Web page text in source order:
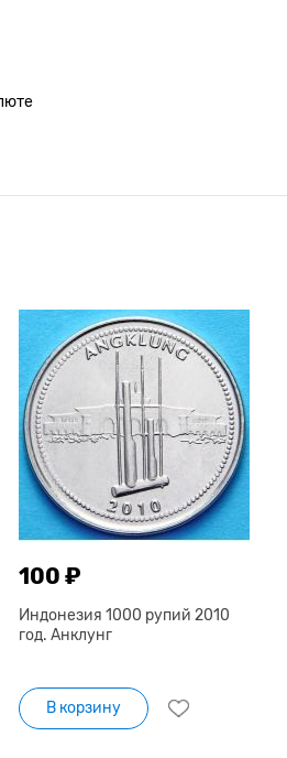
100 ₽
Индонезия 1000 рупий 2010
год. Анклунг
В корзину